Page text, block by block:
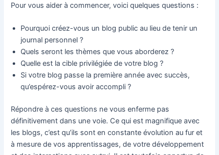
Pour vous aider à commencer, voici quelques questions :
Pourquoi créez-vous un blog public au lieu de tenir un
journal personnel ?
Quels seront les thèmes que vous aborderez ?
Quelle est la cible privilégiée de votre blog ?
Si votre blog passe la première année avec succès,
qu’espérez-vous avoir accompli ?
Répondre à ces questions ne vous enferme pas
définitivement dans une voie. Ce qui est magnifique avec
les blogs, c’est qu’ils sont en constante évolution au fur et
à mesure de vos apprentissages, de votre développement